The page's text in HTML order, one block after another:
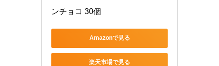
ンチョコ 30個
Amazonで見る
楽天市場で見る